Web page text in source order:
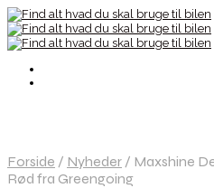
Forside / Nyheder / Maxshine
Rød fra Greengoing